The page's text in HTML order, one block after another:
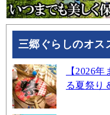
三郷ぐらしのオス
【2026
る夏祭り